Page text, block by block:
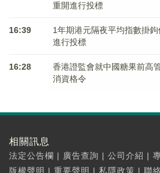
重開進行投標
16:39
1年期港元隔夜平均指數掛
進行投標
16:28
香港證監會就中國糖果前高
消資格令
相關訊息
法定公告欄 | 廣告查詢 | 公司介紹 |
版權聲明 | 重要聲明 | 私隱政策 | 聯